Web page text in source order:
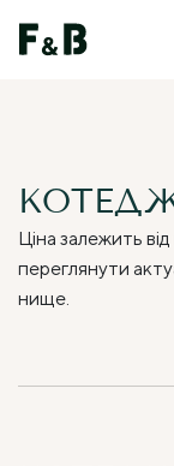
Ціна залежить
переглянути
нище.